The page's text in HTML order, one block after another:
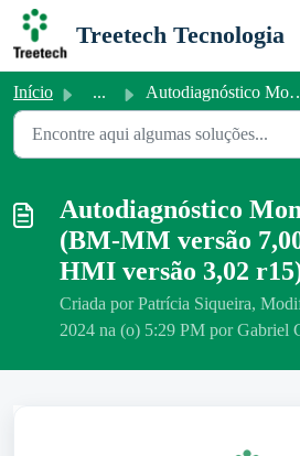
Ir para o conteúdo principal
Treetech Tecnologia
Início ... Autodiagnóstico Monitor de Bucha (BM-MM versão 7,00 r49 e...
Autodiagnóstico
(BM-MM versão
HMI versão 3,02
Criada por Patrícia Siqueira,
2024 na (o) 5:29 PM por Gabriel